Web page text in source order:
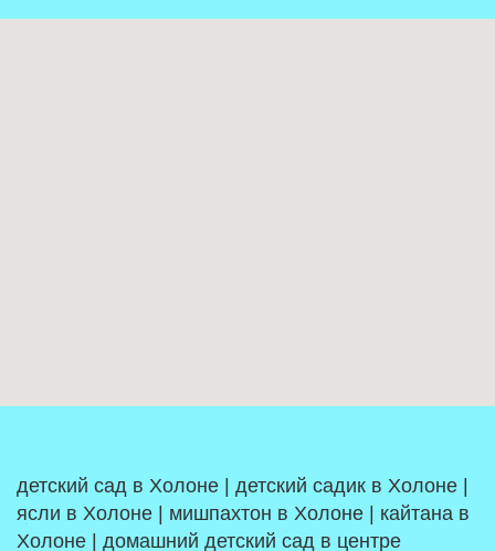
детский сад в Холоне | детский садик в Холоне |
ясли в Холоне | мишпахтон в Холоне | кайтана в
Холоне | домашний детский сад в центре